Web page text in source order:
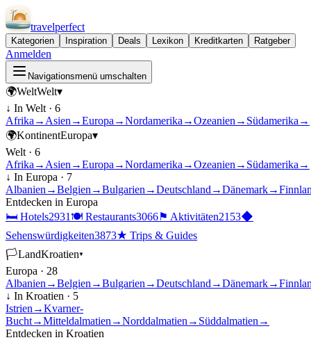
travelperfect
Kategorien Inspiration Deals Lexikon Kreditkarten Ratgeber
Anmelden
Navigationsmenü umschalten
🌍WeltWelt▾
↓ In Welt · 6
Afrika → Asien →Europa →Nordamerika →Ozeanien → Südamerika →
🌍KontinentEuropa▾
Welt · 6
Afrika → Asien →Europa →Nordamerika →Ozeanien → Südamerika →
↓ In Europa · 7
Albanien →Belgien →Bulgarien →Deutschland →Dänemark→
Entdecken in Europa
🛏 Hotels2931 🍽 Restaurants3066⚑ Aktivitäten2153◆
Sehenswürdigkeiten3873★ Trips & Guides
🏳LandKroatien▾
Europa · 28
Albanien →Belgien →Bulgarien →Deutschland →Dänemark→
↓ In Kroatien · 5
Istrien →Kvarner-
Bucht→Mitteldalmatien →Norddalmatien → Süddalmatien →
Entdecken in Kroatien